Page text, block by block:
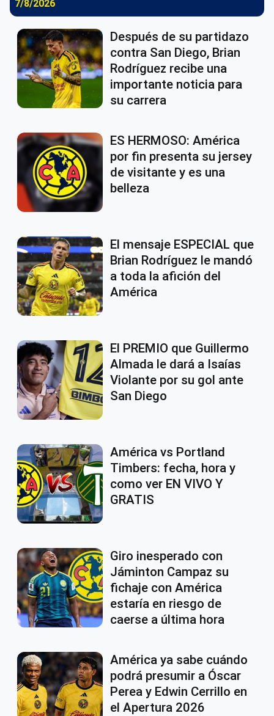
7/8/2026
Después de su partidazo
contra San Diego, Brian
Rodríguez recibe una
importante noticia para
su carrera
ES HERMOSO: América
por fin presenta su jersey
de visitante y es una
belleza
El mensaje ESPECIAL que
Brian Rodríguez le mandó
a toda la afición del
América
El PREMIO que Guillermo
Almada le dará a Isaías
Violante por su gol ante
San Diego
América vs Portland
Timbers: fecha, hora y
como ver EN VIVO Y
GRATIS
Giro inesperado con
Jáminton Campaz su
fichaje con América
estaría en riesgo de
caerse a última hora
América ya sabe cuándo
podrá presumir a Óscar
Perea y Edwin Cerrillo en
el Apertura 2026